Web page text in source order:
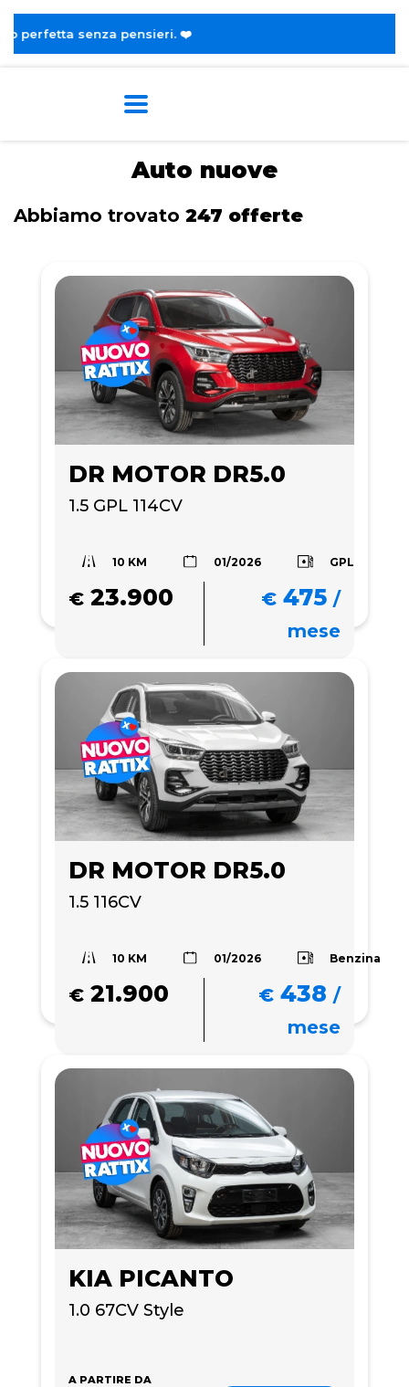
Auto nuove
Abbiamo trovato 247 offerte
DR MOTOR DR5.0
1.5 GPL 114CV
10 KM 01/2026 GPL
€ 23.900 € 475 /
mese
DR MOTOR DR5.0
1.5 116CV
10 KM 01/2026 Benzina
€ 21.900 € 438 /
mese
KIA PICANTO
1.0 67CV Style
A PARTIRE DA